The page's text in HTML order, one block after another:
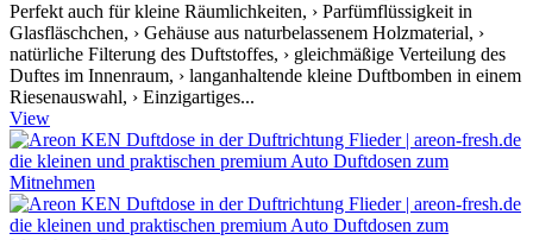
Perfekt auch für kleine Räumlichkeiten, › Parfümflüssigkeit in
Glasfläschchen, › Gehäuse aus naturbelassenem Holzmaterial, ›
natürliche Filterung des Duftstoffes, › gleichmäßige Verteilung des
Duftes im Innenraum, › langanhaltende kleine Duftbomben in einem
Riesenauswahl, › Einzigartiges...
View